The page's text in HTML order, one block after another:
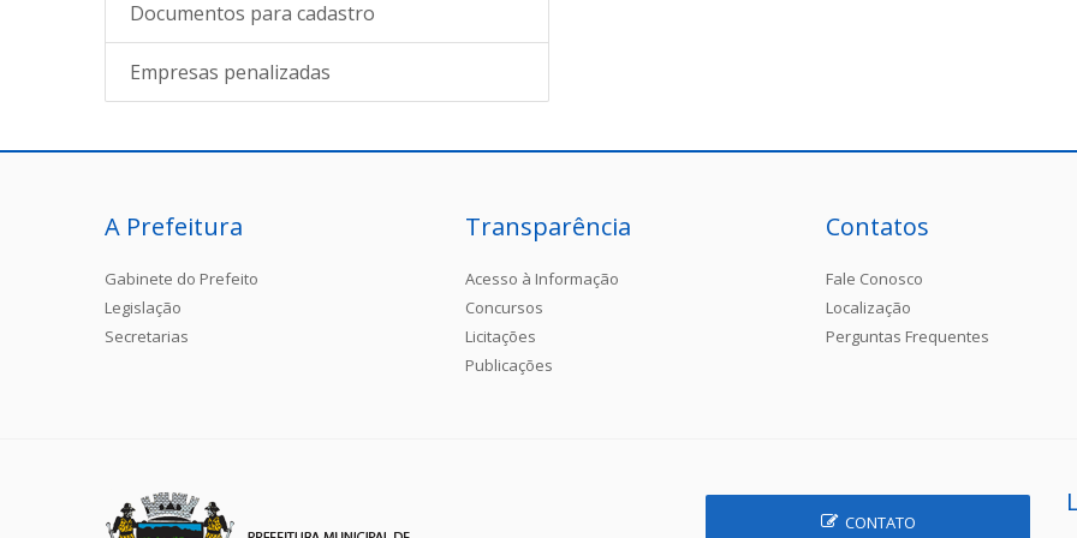
Documentos para cadastro
Empresas penalizadas
A Prefeitura
Gabinete do Prefeito
Legislação
Secretarias
Transparência
Acesso à Informação
Concursos
Licitações
Publicações
Contatos
Fale Conosco
Localização
Perguntas Frequentes
CONTATO